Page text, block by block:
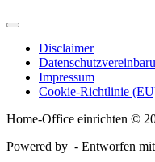
Disclaimer
Impressum
Cookie-Richtlinie
Home-Office einrichten ©
Powered by - Entworfen